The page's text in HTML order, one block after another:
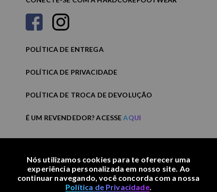
POLÍTICA DE ENTREGA
POLÍTICA DE PRIVACIDADE
POLÍTICA DE TROCA DE DEVOLUÇÃO
É UM REVENDEDOR? ACESSEAQUI
© TODOS OS DIREITOS RESERVADOS. 2022
Nós utilizamos cookies para te oferecer uma
experiência personalizada em nosso site. Ao
continuar navegando, você concorda com a nossa
Política de Privacidade.